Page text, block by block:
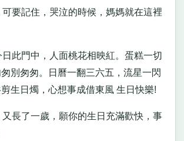
記住，哭泣的時候，媽媽就在這裡
門中，人面桃花相映紅。蛋糕一切
別匆匆。日曆一翻三六五，流星一閃
生日燭，心想事成借東風 生日快樂!
了一歲，願你的生日充滿歡快，事